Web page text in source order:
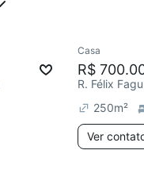
Casa
R$
R. Félix
250m²
Ver